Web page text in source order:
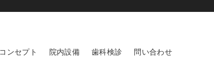
ンセプト 院内設備 歯科検診 問い合わせ